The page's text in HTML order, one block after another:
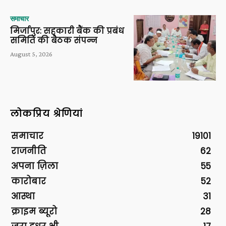
समाचार
मिर्जापुर: सहकारी बैंक की प्रबंध
समिति की बैठक संपन्न
August 5, 2026
लोकप्रिय श्रेणियां
समाचार
19101
राजनीति
62
अपना ज़िला
55
कारोबार
52
आस्था
31
क्राइम ब्यूरो
28